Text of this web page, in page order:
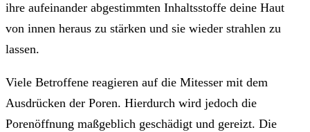
ihre aufeinander abgestimmten Inhaltsstoffe deine Haut
von innen heraus zu stärken und sie wieder strahlen zu
lassen.
Viele Betroffene reagieren auf die Mitesser mit dem
Ausdrücken der Poren. Hierdurch wird jedoch die
Porenöffnung maßgeblich geschädigt und gereizt. Die